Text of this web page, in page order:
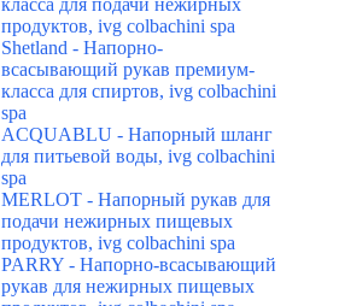
класса для подачи нежирных
продуктов, ivg colbachini spa
Shetland - Напорно-
всасывающий рукав премиум-
класса для спиртов, ivg colbachini
spa
ACQUABLU - Напорный шланг
для питьевой воды, ivg colbachini
spa
MERLOT - Напорный рукав для
подачи нежирных пищевых
продуктов, ivg colbachini spa
PARRY - Напорно-всасывающий
рукав для нежирных пищевых